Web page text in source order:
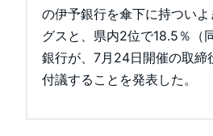
の伊予銀行を傘下に持つい
グスと、県内2位で18.5％（
銀行が、7月24日開催の取締
付議することを発表した。